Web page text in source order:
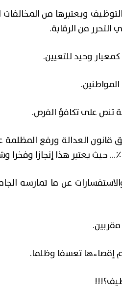
ويعتبرها من
التحرر من الرقابة.
قانون العدالة ورفع
عن ما تمارسه
للسلام
لمناصرة